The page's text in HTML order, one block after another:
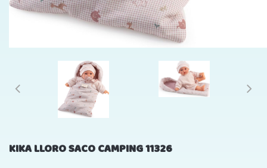
KIKA LLORO SACO CAMPING 11326